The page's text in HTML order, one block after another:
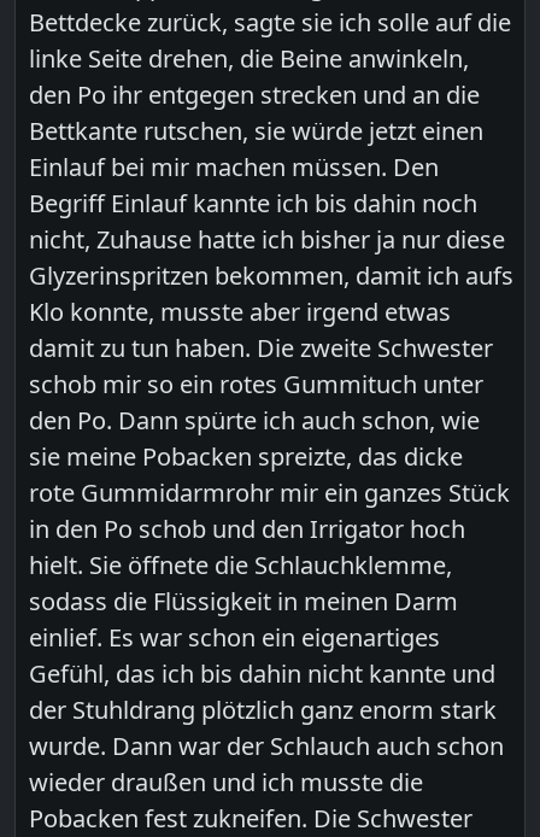
Bettdecke zurück, sagte sie ich solle auf die
linke Seite drehen, die Beine anwinkeln,
den Po ihr entgegen strecken und an die
Bettkante rutschen, sie würde jetzt einen
Einlauf bei mir machen müssen. Den
Begriff Einlauf kannte ich bis dahin noch
nicht, Zuhause hatte ich bisher ja nur diese
Glyzerinspritzen bekommen, damit ich aufs
Klo konnte, musste aber irgend etwas
damit zu tun haben. Die zweite Schwester
schob mir so ein rotes Gummituch unter
den Po. Dann spürte ich auch schon, wie
sie meine Pobacken spreizte, das dicke
rote Gummidarmrohr mir ein ganzes Stück
in den Po schob und den Irrigator hoch
hielt. Sie öffnete die Schlauchklemme,
sodass die Flüssigkeit in meinen Darm
einlief. Es war schon ein eigenartiges
Gefühl, das ich bis dahin nicht kannte und
der Stuhldrang plötzlich ganz enorm stark
wurde. Dann war der Schlauch auch schon
wieder draußen und ich musste die
Pobacken fest zukneifen. Die Schwester